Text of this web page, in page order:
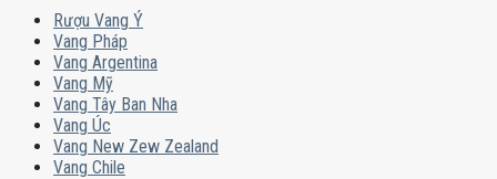
Rượu Vang Ý
Vang Pháp
Vang Argentina
Vang Mỹ
Vang Tây Ban Nha
Vang Úc
Vang New Zew Zealand
Vang Chile